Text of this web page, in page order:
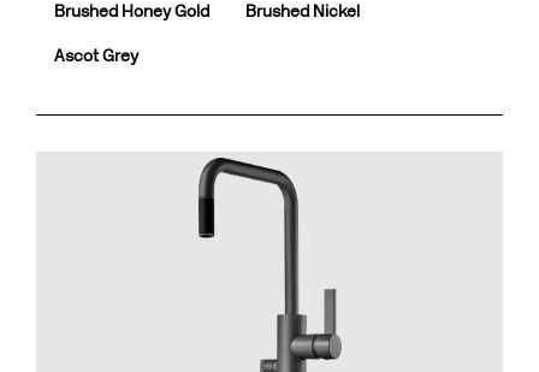
Brushed Honey Gold Brushed Nickel
Ascot Grey